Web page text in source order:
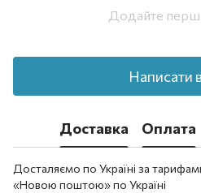
Додайте
Написати
Доставка Оплата
Досталяємо по Україні за
«Новою поштою» по Україні